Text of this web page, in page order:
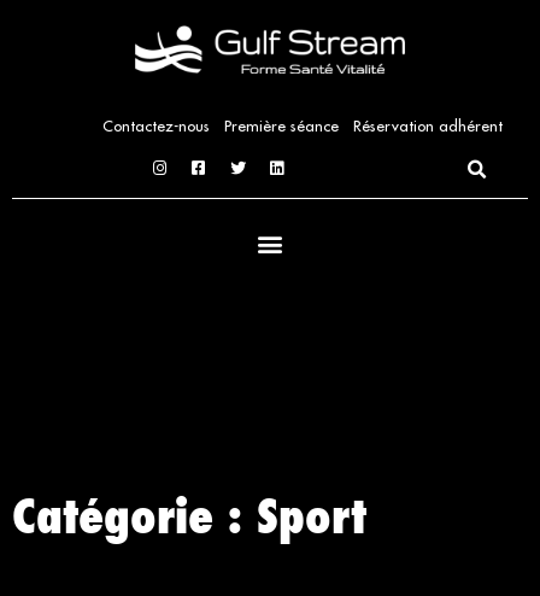
Contactez-nous Première séance Réservation adhérent
Catégorie : Sport